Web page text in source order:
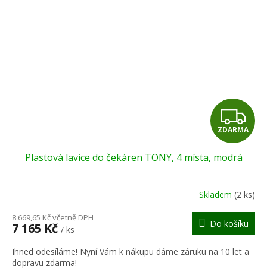
Z
D
R
M
A
ZDARMA
Plastová lavice do čekáren TONY, 4 místa, modrá
Skladem (2 ks)
8 669,65 Kč včetně DPH
7 165 Kč / ks
Do košíku
Ihned odesíláme! Nyní Vám k nákupu dáme záruku na 10 let a
dopravu zdarma!